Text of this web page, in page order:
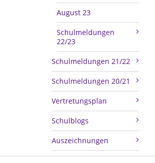
August 23
Schulmeldungen
22/23
Schulmeldungen 21/22
Schulmeldungen 20/21
Vertretungsplan
Schulblogs
Auszeichnungen